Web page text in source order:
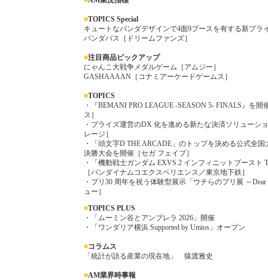
■TOPICS Special
キュートなパンダデザインで4面9ブースを有する新プラ
パンダバス［ドリームファンズ］
■注目商品ピックアップ
にゃんこ大戦争メダルゲーム［アムジー］
GASHAAAAN［コナミアーケードゲームス］
■TOPICS
・『BEMANI PRO LEAGUE -SEASON 5- FINALS』を
ス］
・プライズ運営のDX 化を進める新たな決済ソリューシ
レージ］
・「頭文字D THE ARCADE」のトップを決める公式全
決勝大会を開催［セガ フェイブ］
・「機動戦士ガンダム EXVS.2 インフィニットブースト
［バンダイナムコエクスペリエンス／東京地下鉄］
・プリ30 周年を祝う体験型展示「ウチらのプリ展 ～
ュー］
■TOPICS PLUS
・「ムーミン谷とアンブレラ 2026」開催
・「ワンダリア横浜 Supported by Umios」オープン
■コラムス
「統計が語る産業の現在地」 猿渡雅史
■AM業界時事報